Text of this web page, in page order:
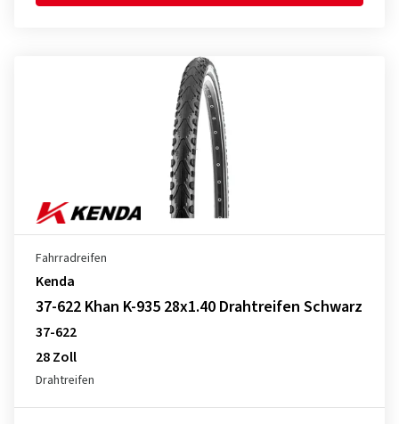
Fahrradreifen
Kenda
37-622 Khan K-935 28x1.40 Drahtreifen Schwarz
37-622
28 Zoll
Drahtreifen